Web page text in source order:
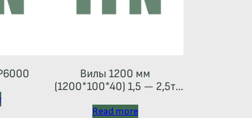
Вилы 1200 мм
(1200*100*40) 1,5 — 2,5т
Read more